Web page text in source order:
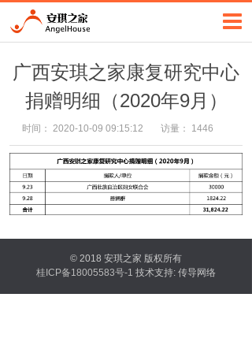
广西安琪之家康复研究中心
捐赠明细（2020年9月）
时间： 2020-10-09 09:15:12 访量： 1446
© 2018 安琪之家 版权所有
桂ICP备18005583号-1 技术支持: 传导网络